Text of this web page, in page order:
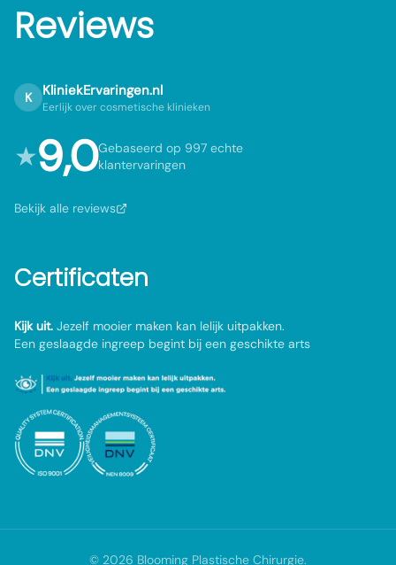
Reviews
K KliniekErvaringen.nl
Eerlijk over cosmetische klinieken
★9,0Gebaseerd op 997 echte
klantervaringen
Bekijk alle reviews
Certificaten
Kijk uit. Jezelf mooier maken kan lelijk uitpakken.
Een geslaagde ingreep begint bij een geschikte arts
© 2026 Blooming Plastische Chirurgie.